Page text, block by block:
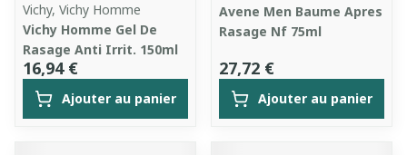
Vichy, Vichy Homme
Vichy Homme Gel De
Rasage Anti Irrit. 150ml
16,94 €
Ajouter au panier
Avene Men Baume Apres
Rasage Nf 75ml
27,72 €
Ajouter au panier